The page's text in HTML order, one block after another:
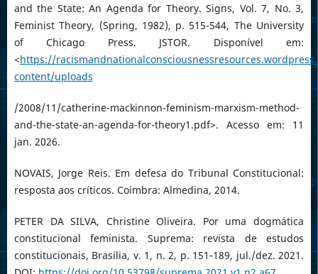
and the State: An Agenda for Theory. Signs, Vol. 7, No. 3,
Feminist Theory, (Spring, 1982), p. 515-544, The University
of Chicago Press. JSTOR. Disponível em:
<https://
content/uploads
/2008/11/catherine-mackinnon-feminism-marxism-method-
and-the-state-an-agenda-for-theory1.pdf>. Acesso em: 11
jan. 2026.
NOVAIS, Jorge Reis. Em defesa do Tribunal Constitucional:
resposta aos críticos. Coimbra: Almedina, 2014.
PETER DA SILVA, Christine Oliveira. Por uma dogmática
constitucional feminista. Suprema: revista de estudos
constitucionais, Brasília, v. 1, n. 2, p. 151‑189, jul./dez. 2021.